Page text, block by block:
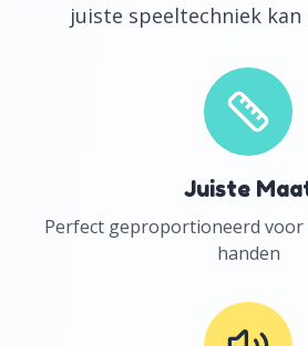
juiste speeltechniek
Juiste
Perfect geproportioneerd
handen